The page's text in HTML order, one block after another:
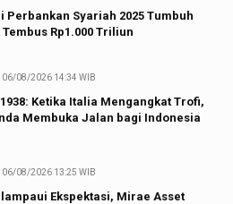
Perbankan Syariah 2025 Tumbuh
Rp1.000 Triliun
06/08/2026 14:34 WIB
Ketika Italia Mengangkat Trofi,
Membuka Jalan bagi Indonesia
06/08/2026 13:25 WIB
Ekspektasi, Mirae Asset